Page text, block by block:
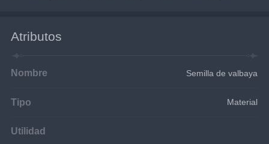
Atributos
Nombre Semilla de valbaya
Tipo Material
Utilidad